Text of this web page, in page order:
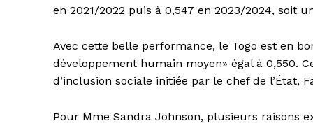
en 2021/2022 puis à 0,547 en 2023/2024, soit
Avec cette belle performance, le Togo est en
développement humain moyen» égal à 0,550.
d’inclusion sociale initiée par le chef de l’État,
Pour Mme Sandra Johnson, plusieurs raisons